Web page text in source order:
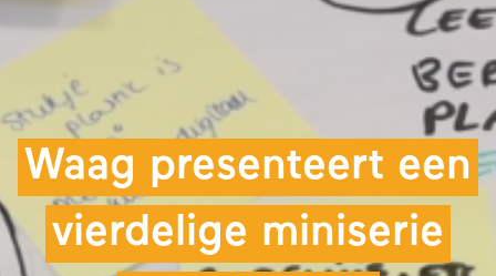
Waag presenteert een
vierdelige miniserie